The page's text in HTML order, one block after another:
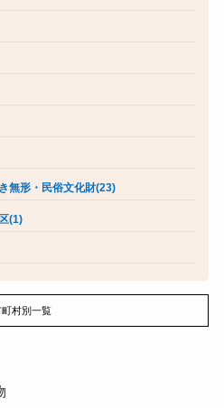
無形・民俗文化財(23)
(1)
町村別一覧